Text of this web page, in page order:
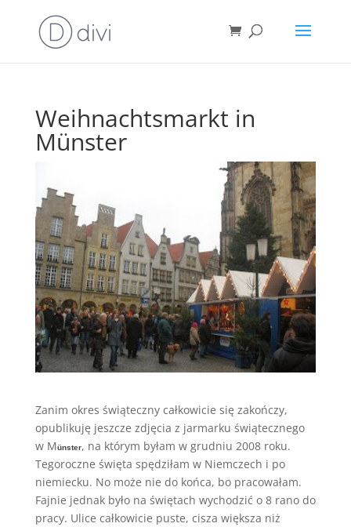
Weihnachtsmarkt in
Münster
Zanim okres świąteczny całkowicie się zakończy,
opublikuję jeszcze zdjęcia z jarmarku świątecznego
w Münster, na którym byłam w grudniu 2008 roku.
Tegoroczne święta spędziłam w Niemczech i po
niemiecku. No może nie do końca, bo pracowałam.
Fajnie jednak było na świętach wychodzić o 8 rano do
pracy. Ulice całkowicie puste, cisza większa niż